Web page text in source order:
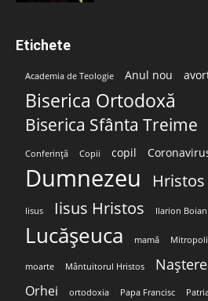
Etichete
Academia de Teologie Anul nou
Biserica Ortodoxă
Biserica Sfânta Treime
Conferință Copii copil
Dumnezeu Hristos
Iisus Iisus Hristos Ilarion Boian
Lucășeuca mamă
moarte Mântuitorul Hristos
Orhei ortodoxia Papa Francisc